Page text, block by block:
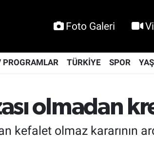
Foto Galeri
PROGRAMLAR TÜRKİYE SPOR
olmadan
kefalet olmaz kararının